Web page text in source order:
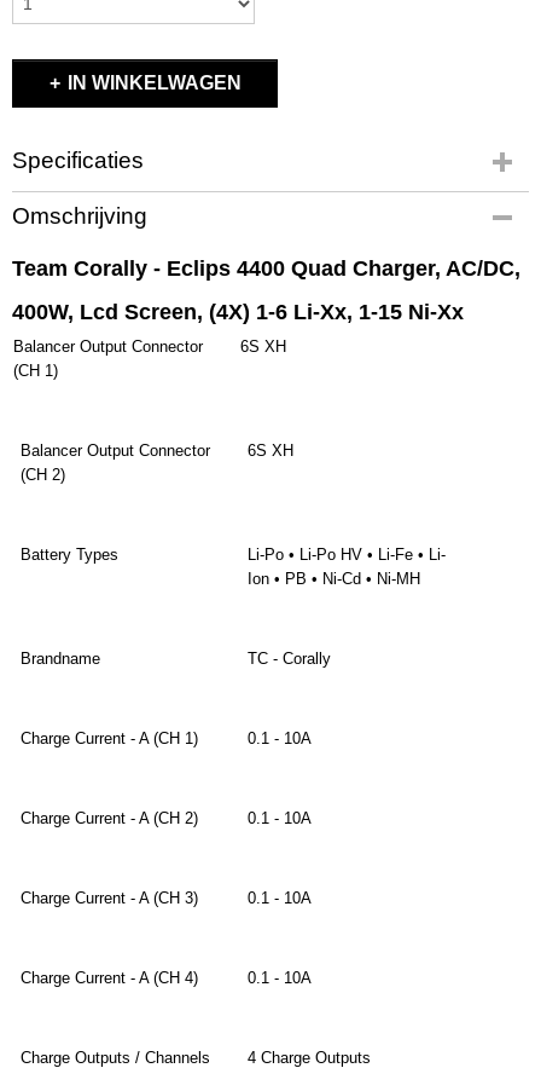
IN WINKELWAGEN
Specificaties
Productcode
C-48493
EAN code
Productcode leverancier
C-48493
Bruto gewicht
Omschrijving
Team Corally - Eclips 4400 Quad Charger, AC/DC,
400W, Lcd Screen, (4X) 1-6 Li-Xx, 1-15 Ni-Xx
Balancer Output Connector
(CH 1)
6S XH
Balancer Output Connector
(CH 2)
6S XH
Battery Types
Li-Po • Li-Po HV • Li-Fe • Li-
Ion • PB • Ni-Cd • Ni-MH
Brandname TC - Corally
Charge Current - A (CH 1) 0.1 - 10A
Charge Current - A (CH 2) 0.1 - 10A
Charge Current - A (CH 3) 0.1 - 10A
Charge Current - A (CH 4) 0.1 - 10A
Charge Outputs / Channels 4 Charge Outputs